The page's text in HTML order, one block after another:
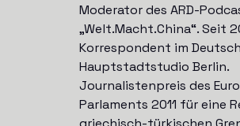
Moderator des ARD-
„Welt.Macht.China“. Seit
Korrespondent im
Hauptstadtstudio Berlin.
Journalistenpreis des
Parlaments 2011 für eine